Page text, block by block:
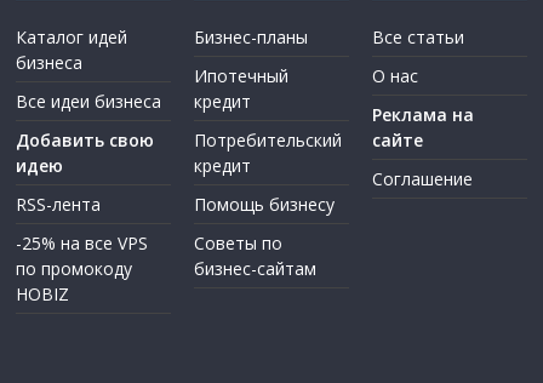
Каталог идей
бизнеса
Все идеи бизнеса
Добавить свою
идею
RSS-лента
-25% на все VPS
по промокоду
HOBIZ
Бизнес-планы
Ипотечный
кредит
Потребительский
кредит
Помощь бизнесу
Советы по
бизнес-сайтам
Все статьи
О нас
Реклама на
сайте
Соглашение